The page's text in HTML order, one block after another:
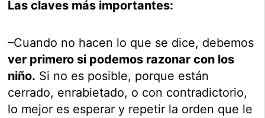
Las claves más importantes:
–Cuando no hacen lo que se dice, debemos
ver primero si podemos razonar con los
niño. Si no es posible, porque están
cerrado, enrabietado, o con contradictorio,
lo mejor es esperar y repetir la orden que le